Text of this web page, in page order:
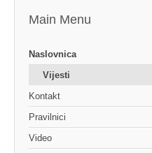
Main Menu
Naslovnica
Vijesti
Kontakt
Pravilnici
Video